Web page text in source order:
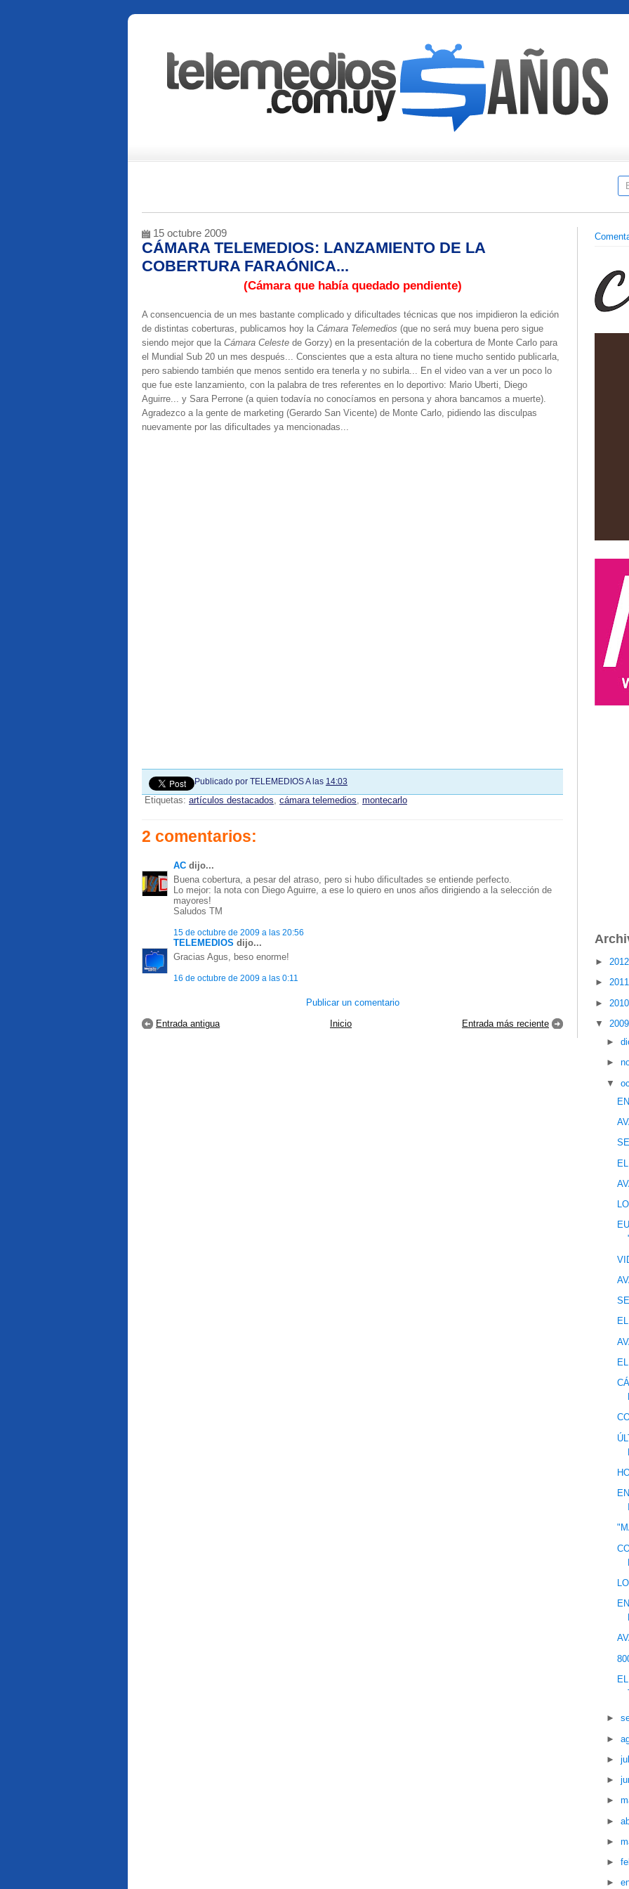
15 octubre 2009
CÁMARA TELEMEDIOS: LANZAMIENTO DE LA
COBERTURA FARAÓNICA...
(Cámara que había quedado pendiente)
A consencuencia de un mes bastante complicado y dificultades técnicas que nos impidieron la edición
de distintas coberturas, publicamos hoy la Cámara Telemedios (que no será muy buena pero sigue
siendo mejor que la Cámara Celeste de Gorzy) en la presentación de la cobertura de Monte Carlo para
el Mundial Sub 20 un mes después... Conscientes que a esta altura no tiene mucho sentido publicarla,
pero sabiendo también que menos sentido era tenerla y no subirla... En el video van a ver un poco lo
que fue este lanzamiento, con la palabra de tres referentes en lo deportivo: Mario Uberti, Diego
Aguirre... y Sara Perrone (a quien todavía no conocíamos en persona y ahora bancamos a muerte).
Agradezco a la gente de marketing (Gerardo San Vicente) de Monte Carlo, pidiendo las disculpas
nuevamente por las dificultades ya mencionadas...
Publicado por TELEMEDIOSA las 14:03
Etiquetas: artículos destacados, cámara telemedios, montecarlo
2 comentarios:
AC dijo...
Buena cobertura, a pesar del atraso, pero si hubo dificultades se entiende perfecto.
Lo mejor: la nota con Diego Aguirre, a ese lo quiero en unos años dirigiendo a la selección de
mayores!
Saludos TM
15 de octubre de 2009 a las 20:56
TELEMEDIOS dijo...
Gracias Agus, beso enorme!
16 de octubre de 2009 a las 0:11
Publicar un comentario
Entrada más reciente
Entrada antigua Inicio
►
►
►
▼
►
►
▼
►
►
►
►
►
►
►
►
►